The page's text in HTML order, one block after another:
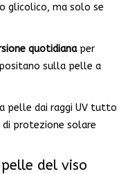
glicolico, ma solo se
quotidianaper
sulla pelle a
pelle dai raggi UV tutto
protezione solare
del viso